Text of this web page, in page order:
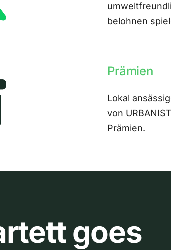
belohnen
Prämien
Lokal
von
Prämien.
goes